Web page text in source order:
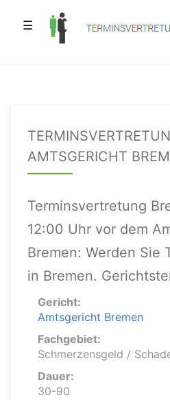
☰
AMTSGERICHT
Terminsvertretung
12:00 Uhr vor dem
Bremen: Werden Sie
in Bremen.
Gericht:
Amtsgericht Bremen
Fachgebiet:
Schmerzensgeld /
Dauer:
30-90